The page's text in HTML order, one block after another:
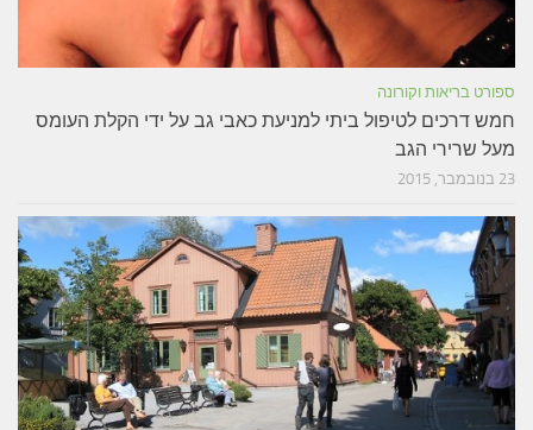
ספורט בריאות וקורונה
חמש דרכים לטיפול ביתי למניעת כאבי גב על ידי הקלת העומס
מעל שרירי הגב
23 בנובמבר, 2015